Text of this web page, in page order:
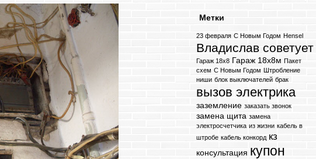
Метки
23 февраля C Новым Годом Hensel
Владислав советует
Гараж 18х8 Гараж 18х8м Пакет
схем С Новым Годом Штробление
ниши блок выключателей брак
вызов электрика
заземление заказать звонок
замена щита замена
электросчетчика из жизни кабель в
штробе кабель конкорд кз
консультация купон